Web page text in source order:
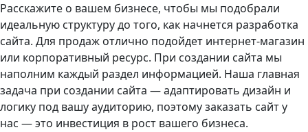
Расскажите о вашем бизнесе, чтобы мы подобрали
идеальную структуру до того, как начнется разработка
сайта. Для продаж отлично подойдет интернет-магазин
или корпоративный ресурс. При создании сайта мы
наполним каждый раздел информацией. Наша главная
задача при создании сайта — адаптировать дизайн и
логику под вашу аудиторию, поэтому заказать сайт у
нас — это инвестиция в рост вашего бизнеса.